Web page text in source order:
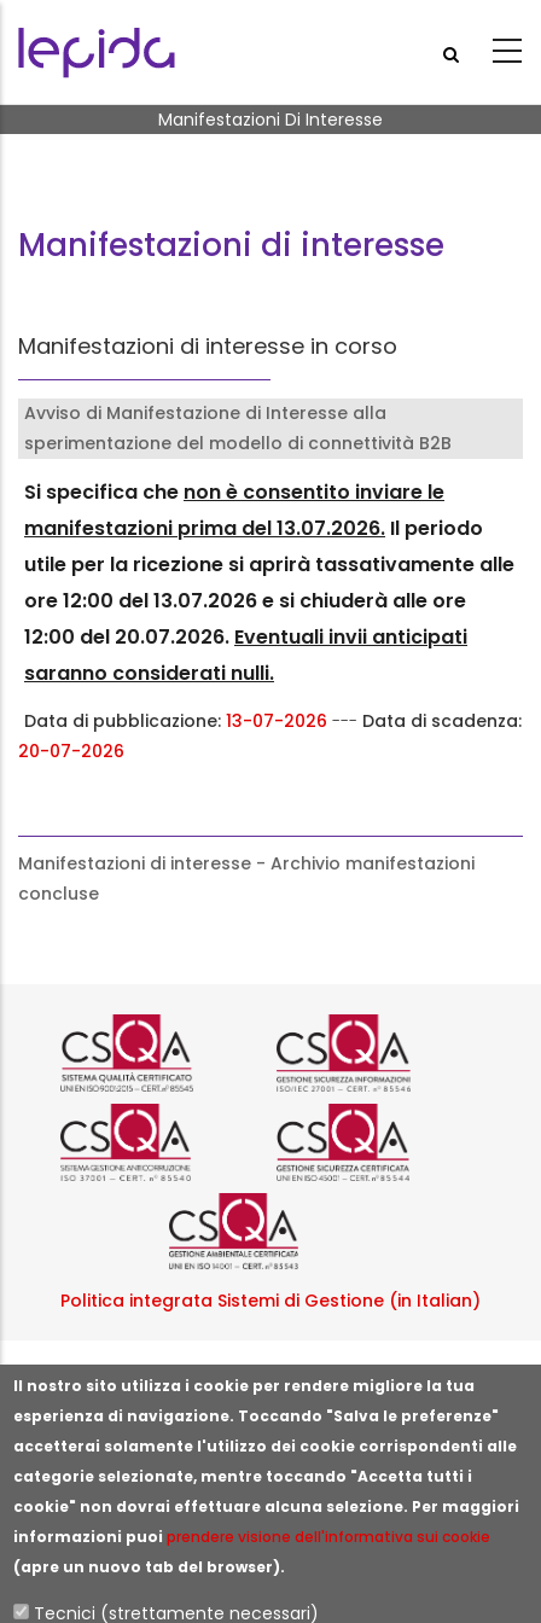
Il nostro sito utilizza i cookie per rendere migliore la tua
esperienza di navigazione. Toccando "Salva le preferenze"
accetterai solamente l'utilizzo dei cookie corrispondenti alle
categorie selezionate, mentre toccando "Accetta tutti i
cookie" non dovrai effettuare alcuna selezione. Per maggiori
informazioni puoiprendere visione dell'informativa sui cookie
(apre un nuovo tab del browser).
Tecnici (strettamente necessari)
Briciole di pane
Manifestazioni Di Interesse
Manifestazioni di interesse
Manifestazioni di interesse in corso
Avviso di Manifestazione di Interesse alla
sperimentazione del modello di connettività B2B
Si specifica che non è consentito inviare le
manifestazioni prima del 13.07.2026. Il periodo
utile per la ricezione si aprirà tassativamente alle
ore 12:00 del 13.07.2026 e si chiuderà alle ore
12:00 del 20.07.2026. Eventuali invii anticipati
saranno considerati nulli.
Data di pubblicazione: 13-07-2026 --- Data di scadenza:
20-07-2026
Manifestazioni di interesse - Archivio manifestazioni
concluse
Logo certificazione ISO 9001
Logo
Logo certificazione ISO 37001
Logo
Logo certificazione ISO
Politica integrata Sistemi di Gestione (in Italian)
Segnala illeciti o irregolarità